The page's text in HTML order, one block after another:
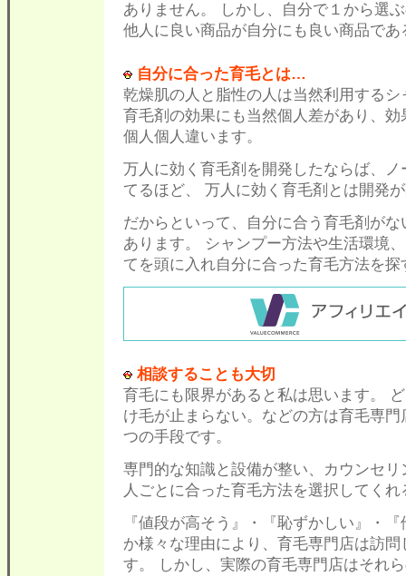
ありません。 しかし、自分で１から選
他人に良い商品が自分にも良い商品で
自分に合った育毛とは…
乾燥肌の人と脂性の人は当然利用する
育毛剤の効果にも当然個人差があり、
個人個人違います。
万人に効く育毛剤を開発したならば、
てるほど、 万人に効く育毛剤とは開発
だからといって、自分に合う育毛剤が
あります。 シャンプー方法や生活環境
てを頭に入れ自分に合った育毛方法を
相談することも大切
育毛にも限界があると私は思います。
け毛が止まらない。などの方は育毛専
つの手段です。
専門的な知識と設備が整い、カウンセ
人ごとに合った育毛方法を選択してく
『値段が高そう』・『恥ずかしい』・
か様々な理由により、育毛専門店は訪
す。 しかし、実際の育毛専門店はそれ